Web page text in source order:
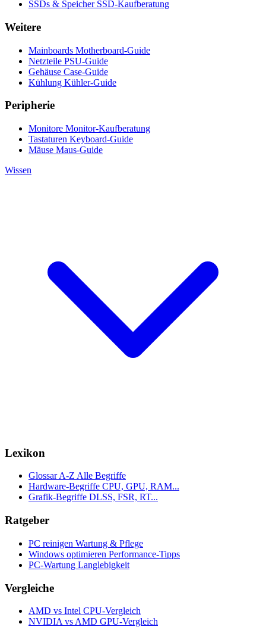
SSDs & Speicher SSD-Kaufberatung
Weitere
Mainboards Motherboard-Guide
Netzteile PSU-Guide
Gehäuse Case-Guide
Kühlung Kühler-Guide
Peripherie
Monitore Monitor-Kaufberatung
Tastaturen Keyboard-Guide
Mäuse Maus-Guide
Wissen
Lexikon
Glossar A-Z Alle Begriffe
Hardware-Begriffe CPU, GPU, RAM...
Grafik-Begriffe DLSS, FSR, RT...
Ratgeber
PC reinigen Wartung & Pflege
Windows optimieren Performance-Tipps
PC-Wartung Langlebigkeit
Vergleiche
AMD vs Intel CPU-Vergleich
NVIDIA vs AMD GPU-Vergleich